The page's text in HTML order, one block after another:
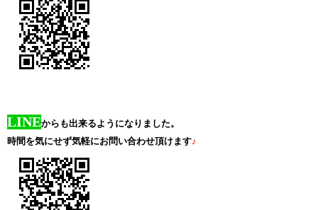
LINEからも出来るようになりました。
時間を気にせず気軽にお問い合わせ頂けます♪